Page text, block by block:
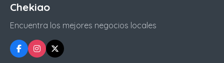
Chekiao
Encuentra los mejores negocios locales